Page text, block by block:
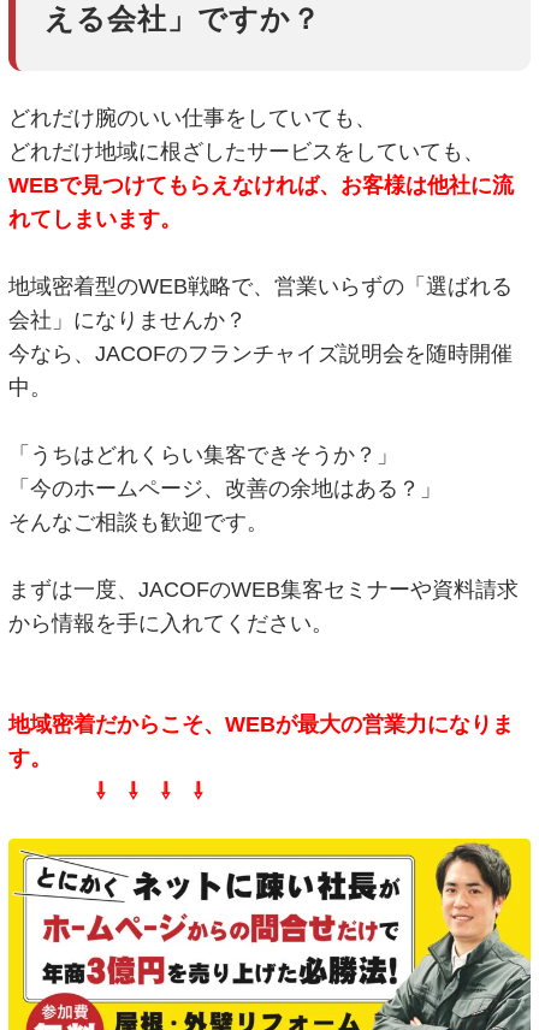
える会社」ですか？
どれだけ腕のいい仕事をしていても、
どれだけ地域に根ざしたサービスをしていても、
WEBで見つけてもらえなければ、お客様は他社に流
れてしまいます。
地域密着型のWEB戦略で、営業いらずの「選ばれる
会社」になりませんか？
今なら、JACOFのフランチャイズ説明会を随時開催
中。
「うちはどれくらい集客できそうか？」
「今のホームページ、改善の余地はある？」
そんなご相談も歓迎です。
まずは一度、JACOFのWEB集客セミナーや資料請求
から情報を手に入れてください。
地域密着だからこそ、WEBが最大の営業力になりま
す。
⇩ ⇩ ⇩ ⇩